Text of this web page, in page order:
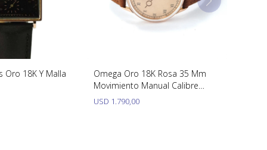
Oro 18K Y Malla
Omega Oro 18K Rosa 35 Mm
Movimiento Manual Calibre
R17.8 Sc. Año 1942
USD 1.790,00